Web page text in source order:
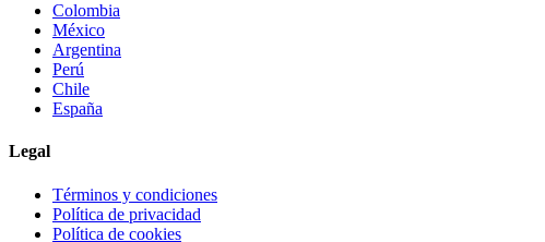
Colombia
México
Argentina
Perú
Chile
España
Legal
Términos y condiciones
Política de privacidad
Política de cookies